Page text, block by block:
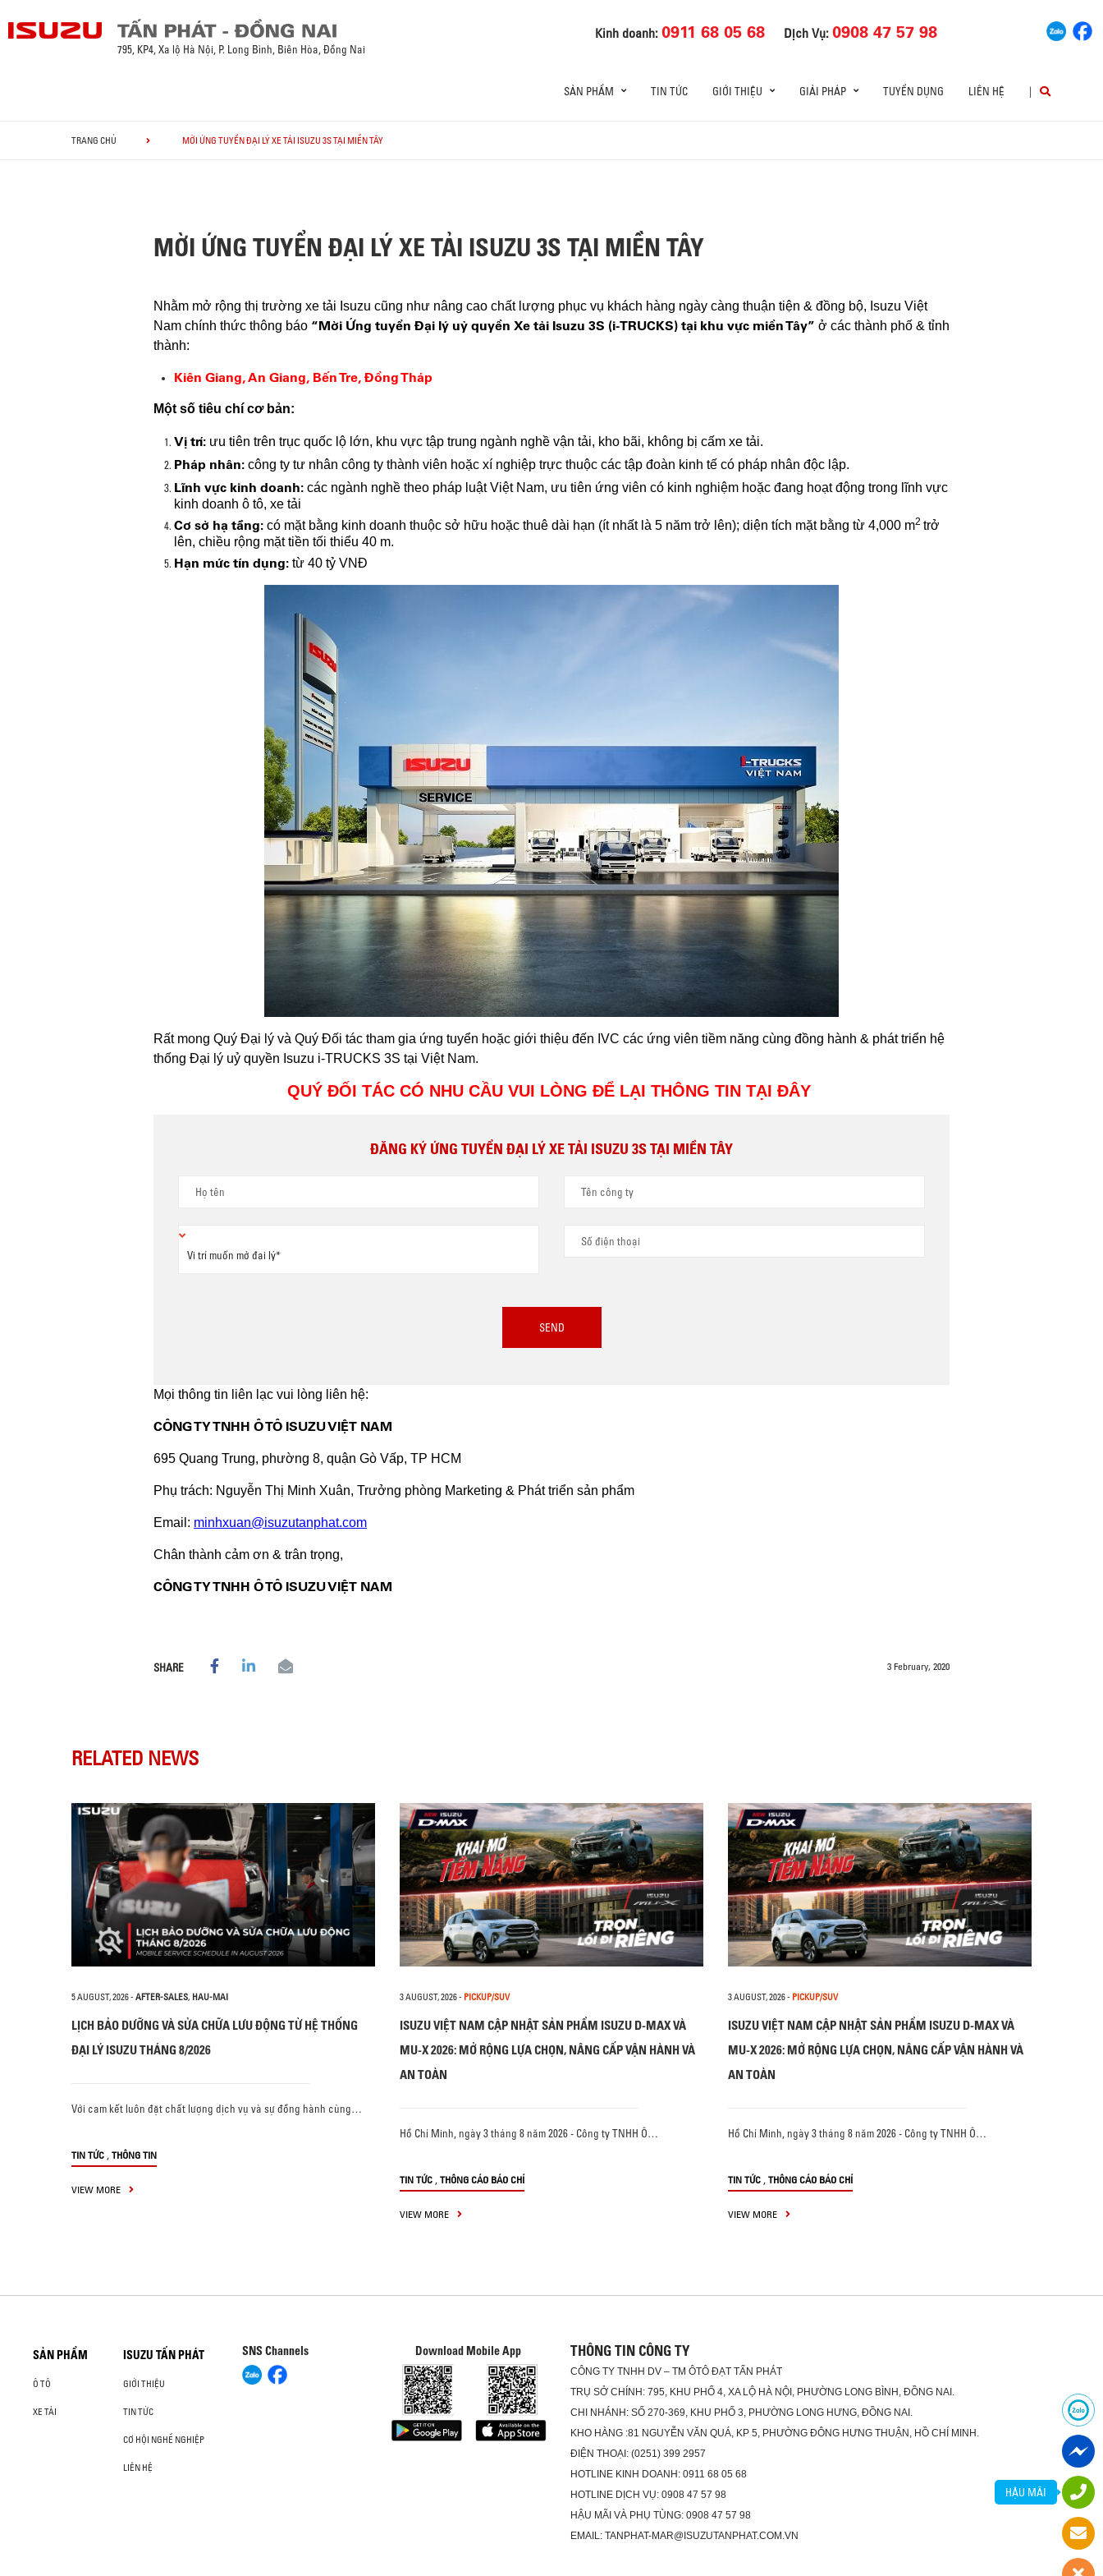
Kinh doanh:0911 68 05 68 Dịch Vụ:0908 47 57 98
795, KP4, Xa lộ Hà Nội, P. Long Bình, Biên Hòa, Đồng Nai
SẢN PHẨM TIN TỨC GIỚI THIỆU GIẢI PHÁP TUYỂN DỤNG LIÊN HỆ |
TRANG CHỦ MỜI ỨNG TUYỂN ĐẠI LÝ XE TẢI ISUZU 3S TẠI MIỀN TÂY
MỜI ỨNG TUYỂN ĐẠI LÝ XE TẢI ISUZU 3S TẠI MIỀN TÂY
Nhằm mở rộng thị trường xe tải Isuzu cũng như nâng cao chất lượng phục vụ khách hàng ngày càng thuận tiện & đồng bộ, Isuzu Việt
Nam chính thức thông báo “Mời Ứng tuyển Đại lý uỷ quyền Xe tải Isuzu 3S (i-TRUCKS) tại khu vực miền Tây” ở các thành phố & tỉnh
thành:
Kiên Giang, An Giang, Bến Tre, Đồng Tháp
Một số tiêu chí cơ bản:
Vị trí: ưu tiên trên trục quốc lộ lớn, khu vực tập trung ngành nghề vận tải, kho bãi, không bị cấm xe tải.
Pháp nhân: công ty tư nhân công ty thành viên hoặc xí nghiệp trực thuộc các tập đoàn kinh tế có pháp nhân độc lập.
Lĩnh vực kinh doanh: các ngành nghề theo pháp luật Việt Nam, ưu tiên ứng viên có kinh nghiệm hoặc đang hoạt động trong lĩnh vực
kinh doanh ô tô, xe tải
Cơ sở hạ tầng: có mặt bằng kinh doanh thuộc sở hữu hoặc thuê dài hạn (ít nhất là 5 năm trở lên); diện tích mặt bằng từ 4,000 m2 trở
lên, chiều rộng mặt tiền tối thiểu 40 m.
Hạn mức tín dụng: từ 40 tỷ VNĐ
Rất mong Quý Đại lý và Quý Đối tác tham gia ứng tuyển hoặc giới thiệu đến IVC các ứng viên tiềm năng cùng đồng hành & phát triển hệ
thống Đại lý uỷ quyền Isuzu i-TRUCKS 3S tại Việt Nam.
QUÝ ĐỐI TÁC CÓ NHU CẦU VUI LÒNG ĐỂ LẠI THÔNG TIN TẠI ĐÂY
ĐĂNG KÝ ỨNG TUYỂN ĐẠI LÝ XE TẢI ISUZU 3S TẠI MIỀN TÂY
Mọi thông tin liên lạc vui lòng liên hệ:
CÔNG TY TNHH Ô TÔ ISUZU VIỆT NAM
695 Quang Trung, phường 8, quận Gò Vấp, TP HCM
Phụ trách: Nguyễn Thị Minh Xuân, Trưởng phòng Marketing & Phát triển sản phẩm
Email: minhxuan@isuzutanphat.com
Chân thành cảm ơn & trân trọng,
CÔNG TY TNHH Ô TÔ ISUZU VIỆT NAM
SHARE 3 February, 2020
RELATED NEWS
5 AUGUST, 2026- AFTER-SALES, HAU-MAI
LỊCH BẢO DƯỠNG VÀ SỬA CHỮA LƯU ĐỘNG TỪ HỆ THỐNG
ĐẠI LÝ ISUZU THÁNG 8/2026
Với cam kết luôn đặt chất lượng dịch vụ và sự đồng hành cùng…
TIN TỨC , THÔNG TIN
VIEW MORE
3 AUGUST, 2026- PICKUP/SUV
ISUZU VIỆT NAM CẬP NHẬT SẢN PHẨM ISUZU D-MAX VÀ
MU-X 2026: MỞ RỘNG LỰA CHỌN, NÂNG CẤP VẬN HÀNH VÀ
AN TOÀN
Hồ Chí Minh, ngày 3 tháng 8 năm 2026 - Công ty TNHH Ô…
TIN TỨC , THÔNG CÁO BÁO CHÍ
VIEW MORE
3 AUGUST, 2026- PICKUP/SUV
ISUZU VIỆT NAM CẬP NHẬT SẢN PHẨM ISUZU D-MAX VÀ
MU-X 2026: MỞ RỘNG LỰA CHỌN, NÂNG CẤP VẬN HÀNH VÀ
AN TOÀN
Hồ Chí Minh, ngày 3 tháng 8 năm 2026 - Công ty TNHH Ô…
TIN TỨC , THÔNG CÁO BÁO CHÍ
VIEW MORE
SẢN PHẨM
Ô TÔ
XE TẢI
ISUZU TẤN PHÁT
GIỚI THIỆU
TIN TỨC
CƠ HỘI NGHỀ NGHIỆP
LIÊN HỆ
SNS Channels Download Mobile App THÔNG TIN CÔNG TY
CÔNG TY TNHH DV – TM ÔTÔ ĐẠT TẤN PHÁT
TRỤ SỞ CHÍNH: 795, KHU PHỐ 4, XA LỘ HÀ NỘI, PHƯỜNG LONG BÌNH, ĐỒNG NAI.
CHI NHÁNH: SỐ 270-369, KHU PHỐ 3, PHƯỜNG LONG HƯNG, ĐỒNG NAI.
KHO HÀNG :81 NGUYỄN VĂN QUÁ, KP 5, PHƯỜNG ĐÔNG HƯNG THUẬN, HỒ CHÍ MINH.
ĐIỆN THOẠI: (0251) 399 2957
HOTLINE KINH DOANH: 0911 68 05 68
HOTLINE DỊCH VỤ: 0908 47 57 98
HẬU MÃI VÀ PHỤ TÙNG: 0908 47 57 98
EMAIL: TANPHAT-MAR@ISUZUTANPHAT.COM.VN
HẬU MÃI